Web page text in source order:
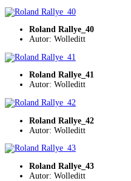
Roland Rallye_40
Autor: Wolleditt
Roland Rallye_41
Autor: Wolleditt
Roland Rallye_42
Autor: Wolleditt
Roland Rallye_43
Autor: Wolleditt